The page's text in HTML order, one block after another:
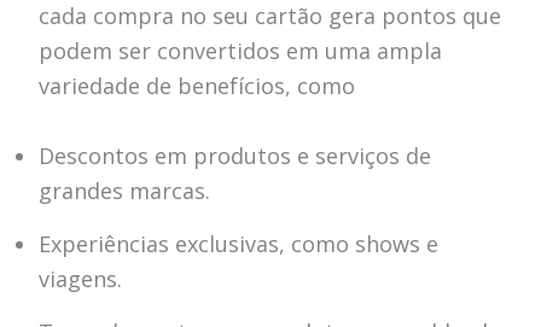
cada compra no seu cartão gera pontos que
podem ser convertidos em uma ampla
variedade de benefícios, como
Descontos em produtos e serviços de
grandes marcas.
Experiências exclusivas, como shows e
viagens.